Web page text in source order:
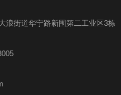
浪街道华宁路新围第二工业区3栋